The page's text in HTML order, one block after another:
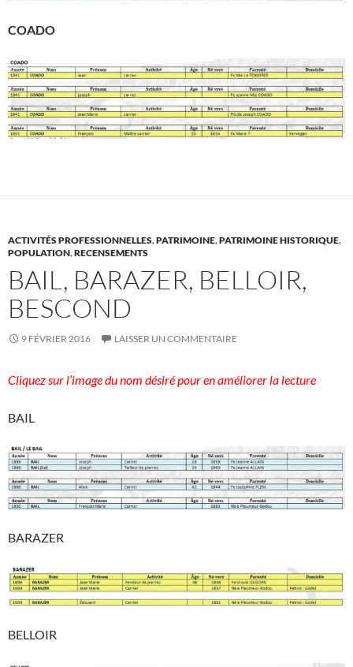
COADO
ACTIVITÉS PROFESSIONNELLES,PATRIMOINE,PATRIMOINE HISTORIQUE,
POPULATION,RECENSEMENTS
BAIL, BARAZER, BELLOIR,
BESCOND
9 FÉVRIER 2016 LAISSER UN COMMENTAIRE
Cliquez sur l’image du nom désiré pour en améliorer la lecture
BAIL
BARAZER
BELLOIR